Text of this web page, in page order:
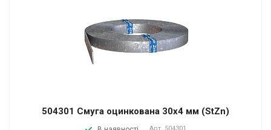
504301 Смуга оцинкована 30х4 мм (StZn)